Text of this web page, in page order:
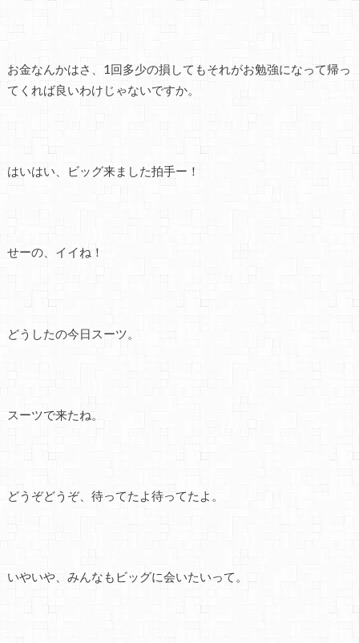
お金なんかはさ、1回多少の損してもそれがお勉強になって帰っ
てくれば良いわけじゃないですか。
はいはい、ビッグ来ました拍手ー！
せーの、イイね！
どうしたの今日スーツ。
スーツで来たね。
どうぞどうぞ、待ってたよ待ってたよ。
いやいや、みんなもビッグに会いたいって。